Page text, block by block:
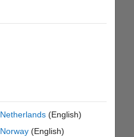
Netherlands(English)
Norway(English)